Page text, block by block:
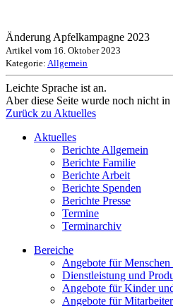
Änderung Apfelkampagne 2023
Artikel vom 16. Oktober 2023
Kategorie: Allgemein
Leichte Sprache ist an.
Aber diese Seite wurde noch nicht in
Zurück zu Aktuelles
Aktuelles
Berichte Allgemein
Berichte Familie
Berichte Arbeit
Berichte Spenden
Berichte Presse
Termine
Terminarchiv
Bereiche
Angebote für
Dienstleistung und
Angebote für Kinder
Angebote für Mitarbeiter